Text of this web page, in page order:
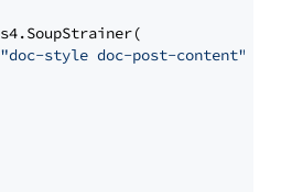
"doc-style doc-post-content"